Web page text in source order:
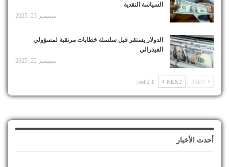
السياسة النقدية
سبتمبر 23, 2025
الدولار يستقر قبل سلسلة خطابات مرتقبة لمسؤولي
الفيدرالي
سبتمبر 22, 2025
NEXT
1 od 2 |
أحدث الأخبار